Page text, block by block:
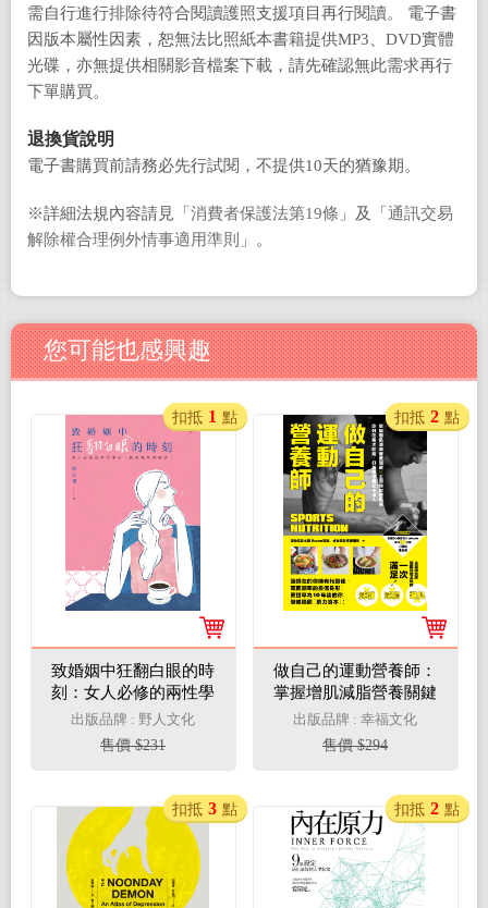
需自行進行排除待符合閱讀護照支援項目再行閱讀。 電子書
因版本屬性因素，恕無法比照紙本書籍提供MP3、DVD實體
光碟，亦無提供相關影音檔案下載，請先確認無此需求再行
下單購買。
退換貨說明
電子書購買前請務必先行試閱，不提供10天的猶豫期。
※詳細法規內容請見「 消費者保護法第19條 」及「 通訊交易
解除權合理例外情事適用準則 」。
您可能也感興趣
致婚姻中狂翻白眼的時
刻：女人必修的兩性學
分，陳安儀犀利開課！
(電子書)
出版品牌 : 野人文化
售價 $231
扣抵 1 點
做自己的運動營養師：
掌握增肌減脂營養關鍵
x主廚特製運動餐，吃
好吃飽才能瘦，打造理
想體態不求人(電子書)
出版品牌 : 幸福文化
售價 $294
扣抵 2 點
扣抵 3 點 扣抵 2 點